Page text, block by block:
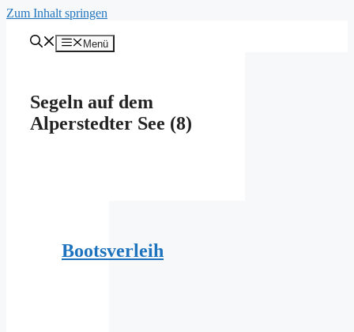
Zum Inhalt springen
Menü
Segeln auf dem
Alperstedter See (8)
Bootsverleih